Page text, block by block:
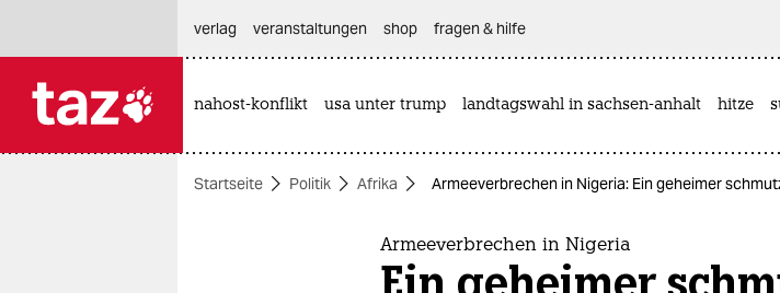
themen
verlag
veranstaltungen shop fragen & hilfe
nahost-konflikt usa unter trump landtagswahl in sachsen-anhalt hitze
Startseite Politik Afrika Armeeverbrechen in Nigeria: Ein geheimer
Armeeverbrechen in Nigeria